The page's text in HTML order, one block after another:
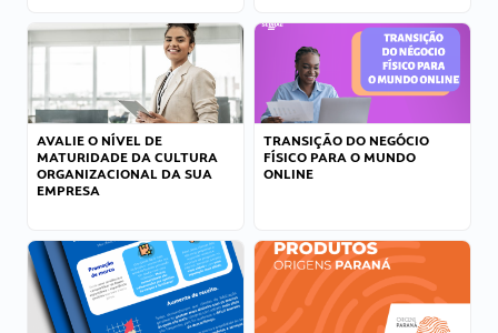
AVALIE O NÍVEL DE
MATURIDADE DA CULTURA
ORGANIZACIONAL DA SUA
EMPRESA
TRANSIÇÃO DO NEGÓCIO
FÍSICO PARA O MUNDO
ONLINE